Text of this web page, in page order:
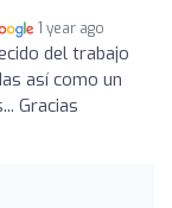
1 year ago
del trabajo
así como un
Gracias